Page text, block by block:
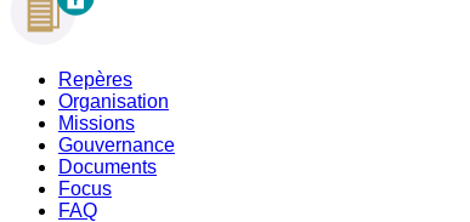
Repères
Organisation
Missions
Gouvernance
Documents
Focus
FAQ